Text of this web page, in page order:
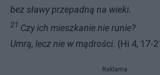
bez sławy przepadną na wieki.
21 Czy ich mieszkanie nie runie?
Umrą, lecz nie w mądrości. (Hi 4, 17-
Reklama